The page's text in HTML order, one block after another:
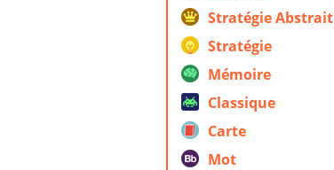
Stratégie Abstrait
Stratégie
Mémoire
Classique
Carte
Mot